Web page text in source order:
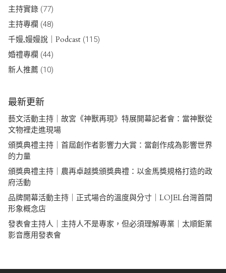
主持實錄 (77)
主持專欄 (48)
千嫚,嫚嫚說｜Podcast (115)
婚禮專欄 (44)
新人推薦 (10)
最新更新
藝文活動主持｜故宮《神獸再現》特展開幕記者會：當神獸從
文物裡走進現場
頒獎典禮主持｜首屆創作者影響力大賞：當創作成為影響世界
的力量
頒獎典禮主持｜農再卓越獎頒獎典禮：以金馬獎規格打造的政
府活動
品牌開幕活動主持｜正式場合的溫度與分寸｜LOJEL台灣首間
形象概念店
發表會主持人｜主持人不是專家，但必須理解專業｜太順鉅業
影音應用發表會